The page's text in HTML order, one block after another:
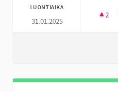
LUONTIAIKA
31.01.2025
2